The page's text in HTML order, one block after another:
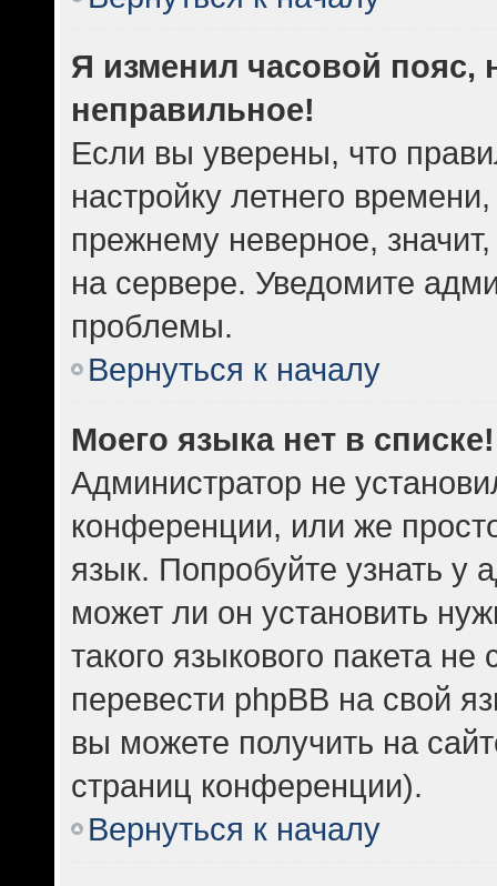
Я изменил часовой пояс,
неправильное!
Если вы уверены, что
настройку летнего
прежнему неверное,
на сервере. Уведомите
проблемы.
Вернуться к началу
Моего языка нет в списке!
Администратор не
конференции, или же
язык. Попробуйте узнать у
может ли он установить
такого языкового пакета
перевести phpBB на свой
вы можете получить на
страниц конференции).
Вернуться к началу